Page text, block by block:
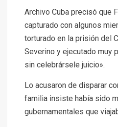
Archivo Cuba precisó que
capturado con algunos
torturado en la prisión del
Severino y ejecutado muy
sin celebrársele juicio».
Lo acusaron de disparar
familia insiste había sido
gubernamentales que